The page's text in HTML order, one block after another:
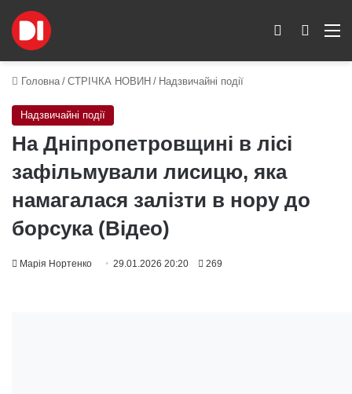
Пошук
Switch skin
Головна / СТРІЧКА НОВИН / Надзвичайні події
Надзвичайні події
На Дніпропетровщині в лісі
зафільмували лисицю, яка
намагалася залізти в нору до
борсука (Відео)
Марія Нортенко 29.01.2026 20:20 269